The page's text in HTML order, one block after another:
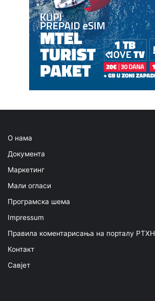
О нама
Документа
Маркетинг
Мали огласи
Програмска шема
Impressum
Правила коментарисања на порталу РТХН
Контакт
Савјет